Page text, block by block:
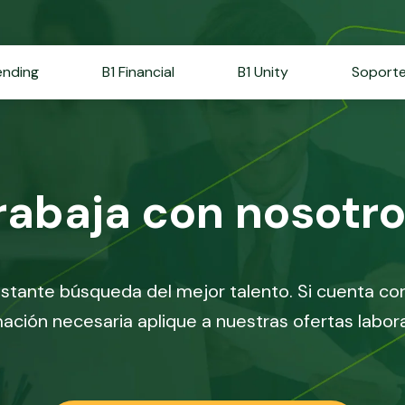
B1 Financial B1 Unity
con
búsqueda del mejor talento. Si cuenta
necesaria aplique a nuestras ofertas